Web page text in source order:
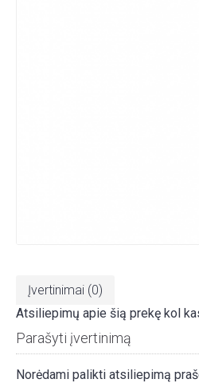
Įvertinimai (0)
Atsiliepimų apie šią prekę kol
Parašyti įvertinimą
Norėdami palikti atsiliepimą